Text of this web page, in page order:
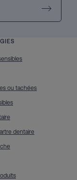
ou tachées
dentaire